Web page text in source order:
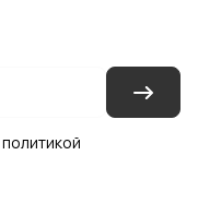
политикой